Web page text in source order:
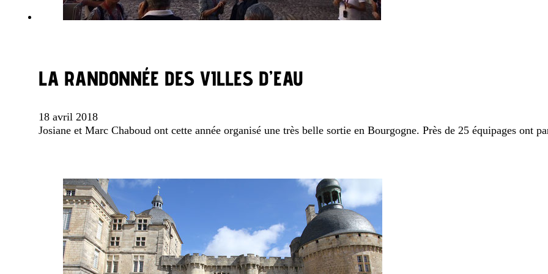
LA RANDONNÉE DES VILLES D’EAU
18 avril 2018
Josiane et Marc Chaboud ont cette année organisé une très belle sortie en Bourgogne. Près de 25 équipages ont